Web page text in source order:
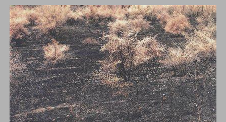
מיתוס מול מציאות - מלחמת יום הכיפורים : כשלונות ולקחים ... 0